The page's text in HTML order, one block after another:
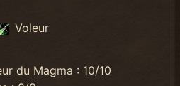
Voleur
du Magma : 10/10